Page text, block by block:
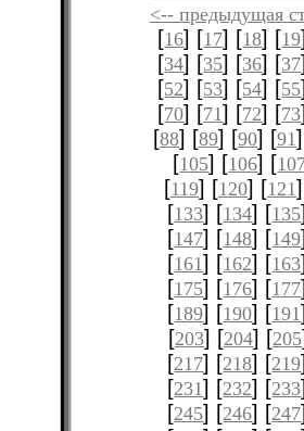
<-- предыдущая
[16] [17] [18] [19
[34] [35] [36] [37
[52] [53] [54] [55
[70] [71] [72] [73
[88] [89] [90] [91
[105] [106] [
[119] [120] [121
[133] [134] [135
[147] [148] [149
[161] [162] [163
[175] [176] [177
[189] [190] [191
[203] [204] [205
[217] [218] [219
[231] [232] [233
[245] [246] [247